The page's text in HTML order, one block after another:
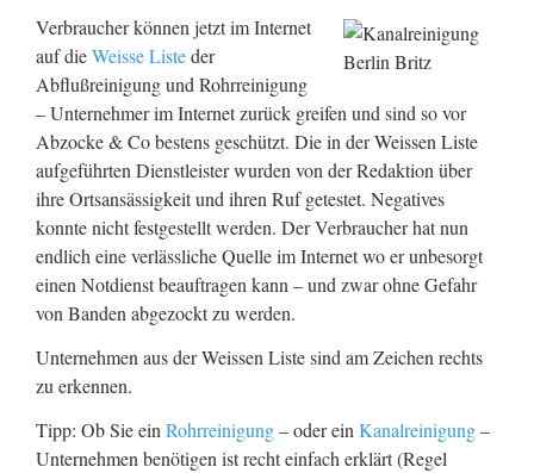
Verbraucher können jetzt im Internet
auf dieWeisse Listeder
Abflußreinigung und Rohrreinigung
– Unternehmer im Internet zurück greifen und sind so vor
Abzocke & Co bestens geschützt. Die in der Weissen Liste
aufgeführten Dienstleister wurden von der Redaktion über
ihre Ortsansässigkeit und ihren Ruf getestet. Negatives
konnte nicht festgestellt werden. Der Verbraucher hat nun
endlich eine verlässliche Quelle im Internet wo er unbesorgt
einen Notdienst beauftragen kann – und zwar ohne Gefahr
von Banden abgezockt zu werden.
Unternehmen aus der Weissen Liste sind am Zeichen rechts
zu erkennen.
Tipp: Ob Sie ein Rohrreinigung– oder ein Kanalreinigung–
Unternehmen benötigen ist recht einfach erklärt (Regel